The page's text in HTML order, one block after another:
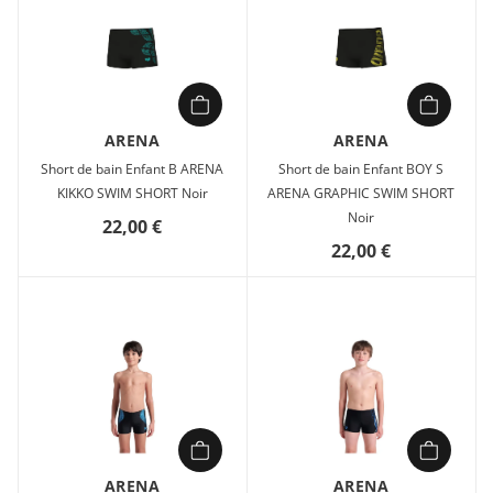
ARENA
Short de bain Enfant B ARENA
KIKKO SWIM SHORT Noir
22,00 €
ARENA
Short de bain Enfant BOY S
ARENA GRAPHIC SWIM SHORT
Noir
22,00 €
ARENA ARENA